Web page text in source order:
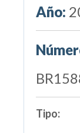
Año:
Tipo: